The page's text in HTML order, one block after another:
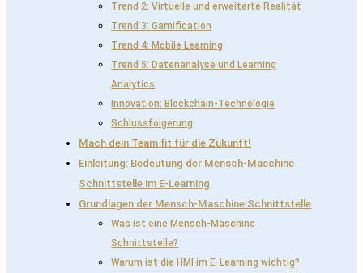
Trend 2: Virtuelle und erweiterte Realität
Trend 3: Gamification
Trend 4: Mobile Learning
Trend 5: Datenanalyse und Learning
Analytics
Innovation: Blockchain-Technologie
Schlussfolgerung
Mach dein Team fit für die Zukunft!
Einleitung: Bedeutung der Mensch-Maschine
Schnittstelle im E-Learning
Grundlagen der Mensch-Maschine Schnittstelle
Was ist eine Mensch-Maschine
Schnittstelle?
Warum ist die HMI im E-Learning wichtig?